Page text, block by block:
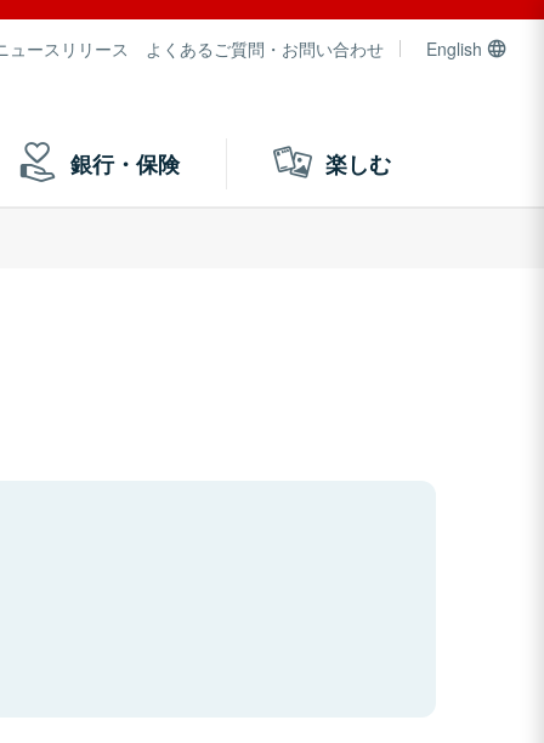
ュースリリース よくあるご質問・お問い合わせ English
銀行・保険 楽しむ